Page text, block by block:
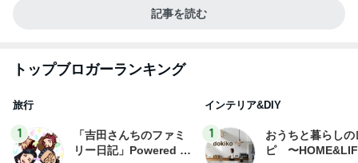
記事を読む
トップブロガーランキング
旅行
1
「吉田さんちのファミ
リー日記」Powered b
インテリア&DIY
1
おうちと暮らしの
ピ 〜